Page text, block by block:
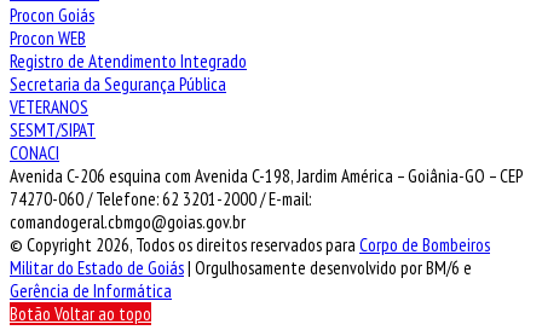
Procon Goiás
Procon WEB
Registro de Atendimento Integrado
Secretaria da Segurança Pública
VETERANOS
SESMT/SIPAT
CONACI
Avenida C-206 esquina com Avenida C-198, Jardim América – Goiânia-GO – CEP
74270-060 / Telefone: 62 3201-2000 / E-mail:
comandogeral.cbmgo@goias.gov.br
© Copyright 2026, Todos os direitos reservados para Corpo de Bombeiros
Militar do Estado de Goiás| Orgulhosamente desenvolvido por BM/6 e
Gerência de Informática
Botão Voltar ao topo